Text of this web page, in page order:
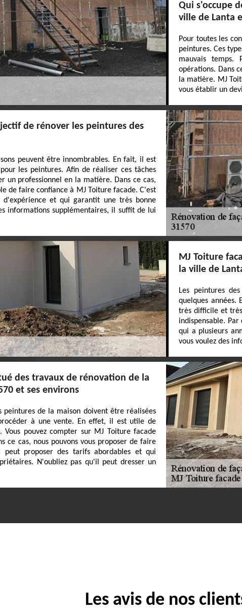
Qui s'occupe
ville de Lanta
Pour toutes les
peintures. Ces
mauvais temps.
opérations. Dans
la matière. MJ
vous établir un
de rénover les peintures des
peuvent être innombrables. En fait, il est
les peintures. Afin de réaliser ces tâches
un professionnel en la matière. Dans ce cas,
de faire confiance à MJ Toiture facade. C'est
et qui garantit une très bonne
informations supplémentaires, il suffit de lui
MJ Toiture
la ville de
Les peintures
quelques
très difficile et
indispensable.
qui a plusieurs
vous voulez des
des travaux de rénovation de la
et ses environs
peintures de la maison doivent être réalisées
à une vente. En effet, il est utile de
Vous pouvez compter sur MJ Toiture facade
ce cas, nous pouvons vous proposer de faire
proposer des tarifs abordables et qui
N'oubliez pas qu'il peut dresser un
Les avis de nos